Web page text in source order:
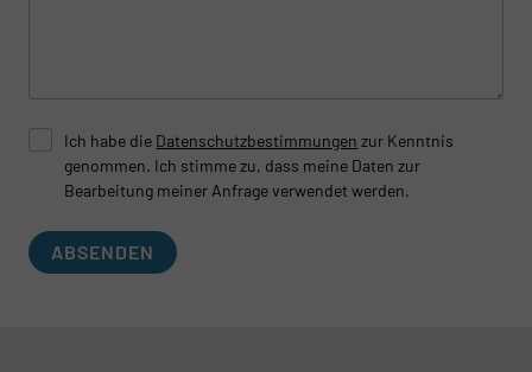
Ich habe die Datenschutzbestimmungen zur Kenntnis
genommen. Ich stimme zu, dass meine Daten zur
Bearbeitung meiner Anfrage verwendet werden.
ABSENDEN